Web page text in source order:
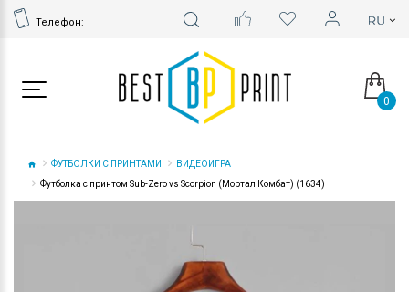
Телефон:
0
ФУТБОЛКИ С ПРИНТАМИ
ВИДЕОИГРА
Футболка с принтом Sub-Zero vs Scorpion (Мортал Комбат) (1634)